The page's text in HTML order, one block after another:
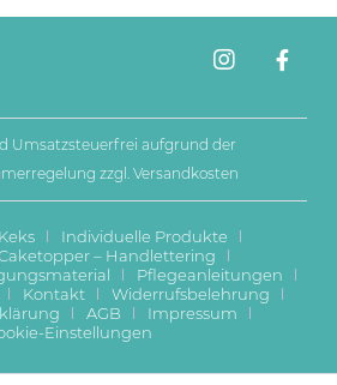
Umsatzsteuerfrei aufgrund der
zzgl. Versandkosten
Individuelle Produkte
– Handlettering
Pflegeanleitungen
Kontakt
Widerrufsbelehrung
AGB
Impressum
Einstellungen